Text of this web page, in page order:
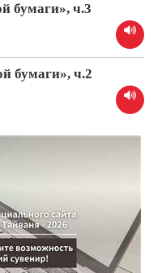
бумаги», ч.3
бумаги», ч.2